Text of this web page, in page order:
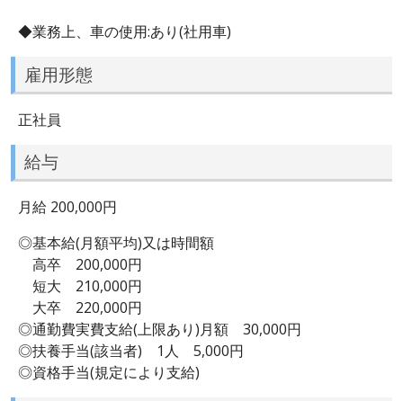
◆業務上、車の使用:あり(社用車)
雇用形態
正社員
給与
月給 200,000円
◎基本給(月額平均)又は時間額
高卒 200,000円
短大 210,000円
大卒 220,000円
◎通勤費実費支給(上限あり)月額 30,000円
◎扶養手当(該当者) 1人 5,000円
◎資格手当(規定により支給)